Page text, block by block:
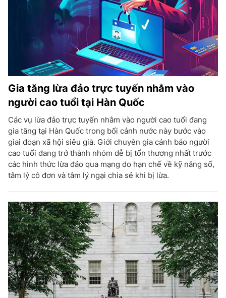
Gia tăng lừa đảo trực tuyến nhằm vào
người cao tuổi tại Hàn Quốc
Các vụ lừa đảo trực tuyến nhằm vào người cao tuổi đang
gia tăng tại Hàn Quốc trong bối cảnh nước này bước vào
giai đoạn xã hội siêu già. Giới chuyên gia cảnh báo người
cao tuổi đang trở thành nhóm dễ bị tổn thương nhất trước
các hình thức lừa đảo qua mạng do hạn chế về kỹ năng số,
tâm lý cô đơn và tâm lý ngại chia sẻ khi bị lừa.